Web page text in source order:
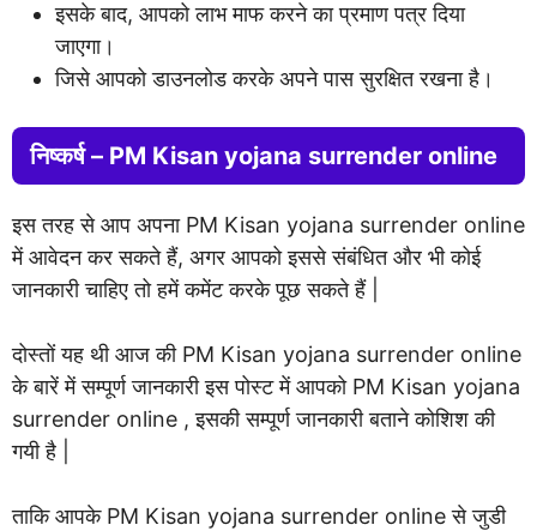
इसके बाद, आपको लाभ माफ करने का प्रमाण पत्र दिया
जाएगा।
जिसे आपको डाउनलोड करके अपने पास सुरक्षित रखना है।
निष्कर्ष – PM Kisan yojana surrender online
इस तरह से आप अपना PM Kisan yojana surrender online
में आवेदन कर सकते हैं, अगर आपको इससे संबंधित और भी कोई
जानकारी चाहिए तो हमें कमेंट करके पूछ सकते हैं |
दोस्तों यह थी आज की PM Kisan yojana surrender online
के बारें में सम्पूर्ण जानकारी इस पोस्ट में आपको PM Kisan yojana
surrender online , इसकी सम्पूर्ण जानकारी बताने कोशिश की
गयी है |
ताकि आपके PM Kisan yojana surrender online से जुडी